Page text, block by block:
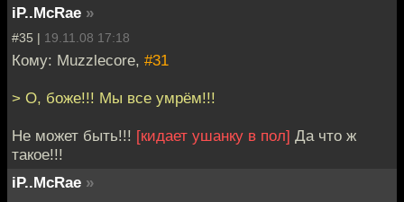
iP..McRae »
#35 | 19.11.08 17:18
Кому: Muzzlecore, #31
> О, боже!!! Мы все умрём!!!
Не может быть!!! [кидает ушанку в пол] Да что ж
такое!!!
iP..McRae »